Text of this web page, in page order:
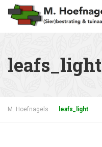
leafs_light
M. Hoefnagels leafs_light